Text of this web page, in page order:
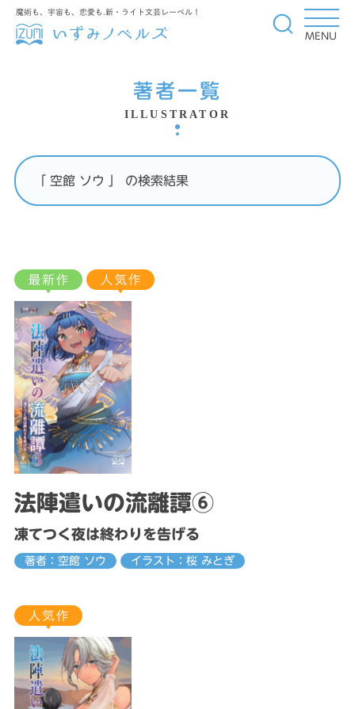
MENU
魔術も、宇宙も、恋愛も.新・ライト文芸レーベル！
著者一覧
ILLUSTRATOR
「 空館 ソウ 」 の検索結果
法陣遣いの流離譚⑥
凍てつく夜は終わりを告げる
著者：空館 ソウ イラスト：桜 みとぎ